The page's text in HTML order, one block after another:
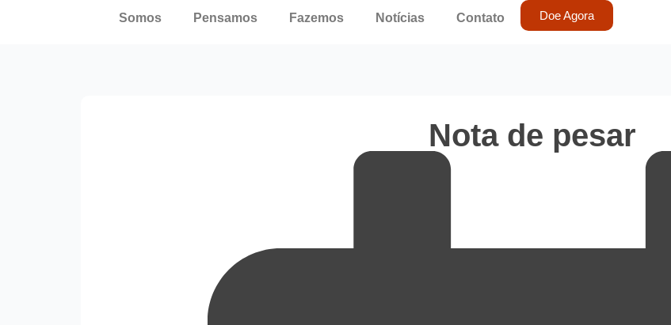
Somos Pensamos Fazemos Notícias Contato Doe Agora
Nota de pesar